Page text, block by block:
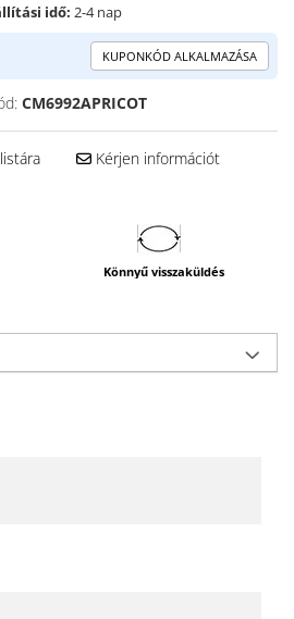
idő: 2-4 nap
KUPONKÓD ALKALMAZÁSA
CM6992APRICOT
Kérjen információt
Könnyű visszaküldés